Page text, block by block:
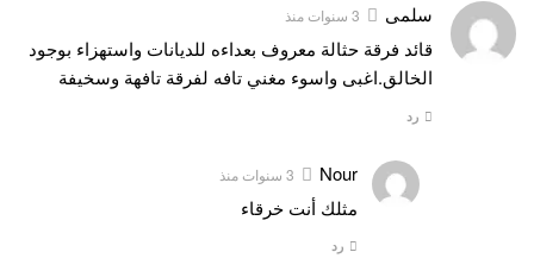
سلمى 3 سنوات منذ
قائد فرقة حثالة معروف بعداءه للديانات واستهزاء بوجود
الخالق.اغبى واسوء مغني تافه لفرقة تافهة وسخيفة
رد
Nour 3 سنوات منذ
مثلك أنت خرقاء
رد